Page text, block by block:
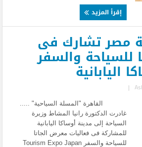
إقرأ المزيد
مصر تشارك فى
للسياحة والسفر
اليابانية
|
القاهرة "المسلة السياحية" .....
غادرت الدكتورة رانيا المشاط وزيرة
السياحة إلى مدينة أوساكا اليابانية
للمشاركة فى فعاليات معرض الجاتا
للسياحة والسفر Tourism Expo Japan